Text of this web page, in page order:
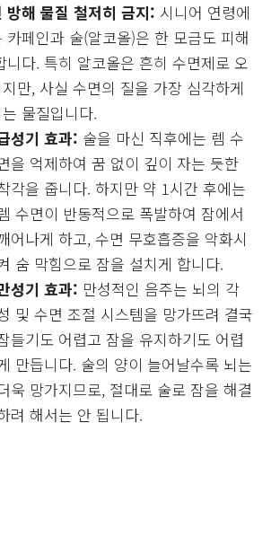
방해 물질 철저히 금지: 시니어 연령에
카페인과 술(알코올)은 한 모금도 피해
니다. 특히 알코올은 흔히 수면제로 오
만, 사실 수면의 질을 가장 심각하게
물질입니다.
성기 효과: 술을 마신 직후에는 렘 수
을 억제하여 꿈 없이 깊이 자는 듯한
각을 줍니다. 하지만 약 1시간 후에는
수면이 반동적으로 폭발하여 잠에서
어나게 하고, 수면 무호흡증을 악화시
숨 막힘으로 잠을 설치게 합니다.
성기 효과: 만성적인 음주는 뇌의 각
및 수면 조절 시스템을 망가뜨려 결국
들기도 어렵고 잠을 유지하기도 어렵
만듭니다. 술의 양이 늘어날수록 뇌는
욱 망가지므로, 절대로 술로 잠을 해결
려 해서는 안 됩니다.